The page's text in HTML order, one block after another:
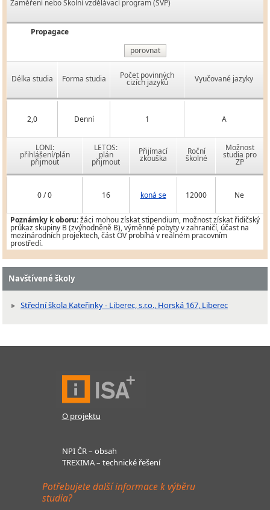
Zaměření nebo Školní vzdělávací program (ŠVP)
Propagace
porovnat
Délka studia Forma studia Počet povinných
cizích jazyků Vyučované jazyky
2,0 Denní 1 A
LONI:
přihlášení/plán
přijmout
LETOS:
plán
přijmout
Přijímací
zkouška
Roční
školné
Možnost
studia pro
ZP
0 / 0 16 koná se 12000 Ne
Poznámky k oboru:žáci mohou získat stipendium, možnost získat řidičský
průkaz skupiny B (zvýhodněně B), výměnné pobyty v zahraničí, účast na
mezinárodních projektech, část OV probíhá v reálném pracovním
prostředí.
Navštívené školy
Střední škola Kateřinky - Liberec, s.r.o., Horská 167, Liberec
O projektu
NPI ČR – obsah
TREXIMA – technické řešení
Potřebujete další informace k výběru
studia?